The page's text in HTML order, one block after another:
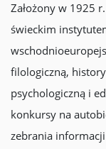
Założony w 1925
świeckim
filologiczną,
psychologiczną i
konkursy na
zebrania